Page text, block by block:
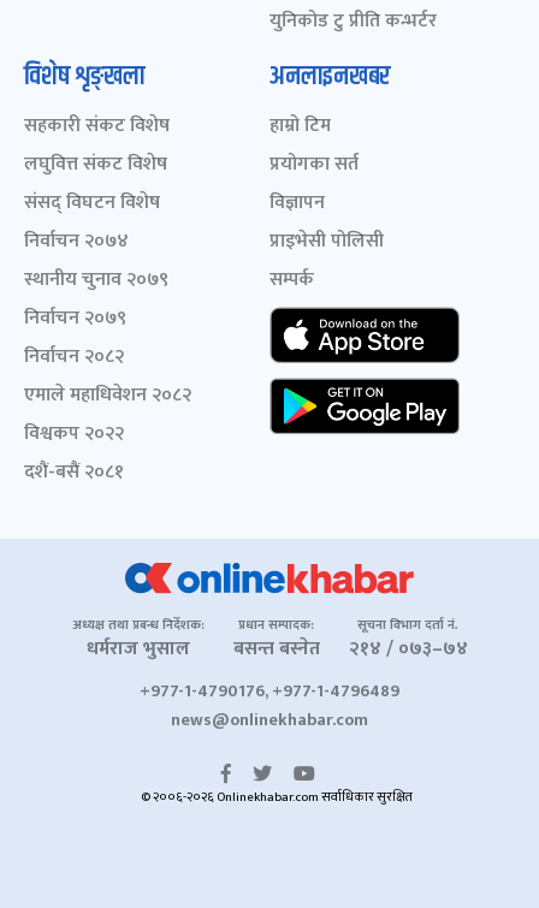
युनिकोड टु प्रीति कन्भर्टर
विशेष शृङ्खला
सहकारी संकट विशेष
लघुवित्त संकट विशेष
संसद् विघटन विशेष
निर्वाचन २०७४
स्थानीय चुनाव २०७९
निर्वाचन २०७९
निर्वाचन २०८२
एमाले महाधिवेशन २०८२
विश्वकप २०२२
दशैं-बसैं २०८१
अनलाइनखबर
हाम्रो टिम
प्रयोगका सर्त
विज्ञापन
प्राइभेसी पोलिसी
सम्पर्क
अध्यक्ष तथा प्रबन्ध निर्देशक:
धर्मराज भुसाल
प्रधान सम्पादक:
बसन्त बस्नेत
सूचना विभाग दर्ता नं.
२१४ / ०७३–७४
+977-1-4790176, +977-1-4796489
news@onlinekhabar.com
© २००६-२०२६ Onlinekhabar.com सर्वाधिकार सुरक्षित